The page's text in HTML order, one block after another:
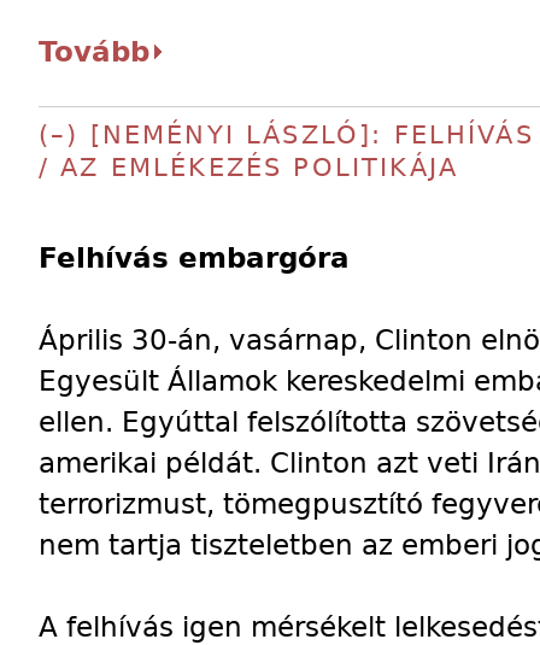
Tovább
(–) [NEMÉNYI LÁSZLÓ]:
/ AZ EMLÉKEZÉS POLITIKÁJA
Felhívás embargóra
Április 30-án, vasárnap, Clinton
Egyesült Államok kereskedelmi
ellen. Egyúttal felszólította
amerikai példát. Clinton azt veti
terrorizmust, tömegpusztító
nem tartja tiszteletben az emberi
A felhívás igen mérsékelt